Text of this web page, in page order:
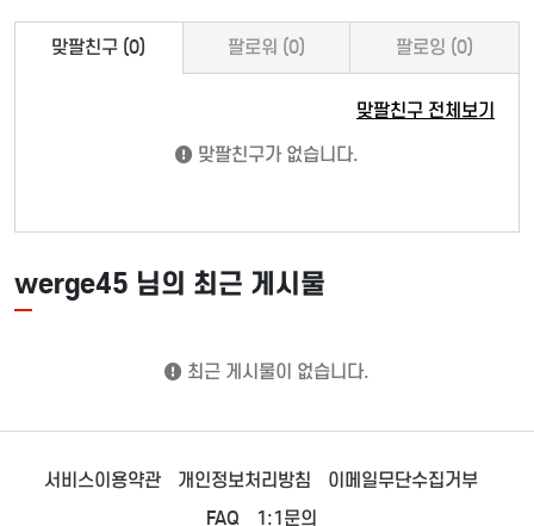
맞팔친구 (0) 팔로워 (0) 팔로잉 (0)
맞팔친구 전체보기
맞팔친구가 없습니다.
werge45 님의 최근 게시물
최근 게시물이 없습니다.
서비스이용약관 개인정보처리방침
이메일무단수집거부
FAQ
1:1문의